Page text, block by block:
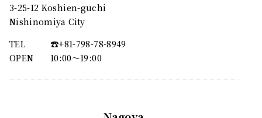
3-25-12 Koshien-guchi
Nishinomiya City
TEL
☎︎+81-798-78-8949
OPEN
10:00〜19:00